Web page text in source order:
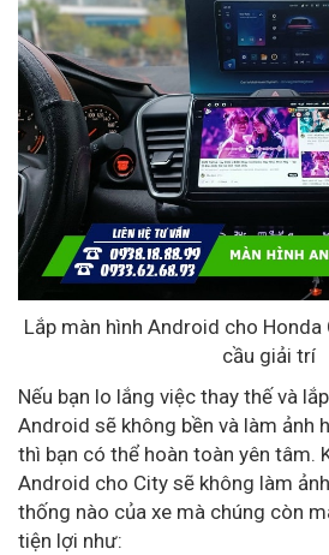
Lắp màn hình Android cho
cầu giải trí
Nếu bạn lo lắng việc thay thế và
Android sẽ không bền và làm ảnh
thì bạn có thể hoàn toàn yên tâm.
Android cho City sẽ không làm
thống nào của xe mà chúng còn
tiện lợi như: